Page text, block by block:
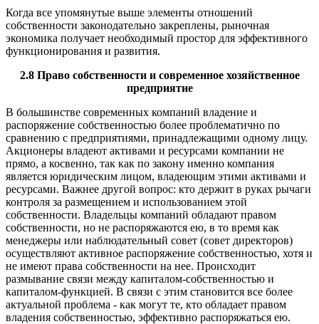
Когда все упомянутые выше элементы отношений
собственности законодательно закреплены, рыночная
экономика получает необходимый простор для эффективного
функционирования и развития.
2.8 Право собственности и современное хозяйственное
предприятие
В большинстве современных компаний владение и
распоряжение собственностью более проблематично по
сравнению с предприятиями, принадлежащими одному лицу.
Акционеры владеют активами и ресурсами компании не
прямо, а косвенно, так как по закону именно компания
является юридическим лицом, владеющим этими активами и
ресурсами. Важнее другой вопрос: кто держит в руках рычаги
контроля за размещением и использованием этой
собственности. Владельцы компаний обладают правом
собственности, но не распоряжаются ею, в то время как
менеджеры или наблюдательный совет (совет директоров)
осуществляют активное распоряжение собственностью, хотя и
не имеют права собственности на нее. Происходит
размывание связи между капиталом-собственностью и
капиталом-функцией. В связи с этим становится все более
актуальной проблема - как могут те, кто обладает правом
владения собственностью, эффективно распоряжаться ею.